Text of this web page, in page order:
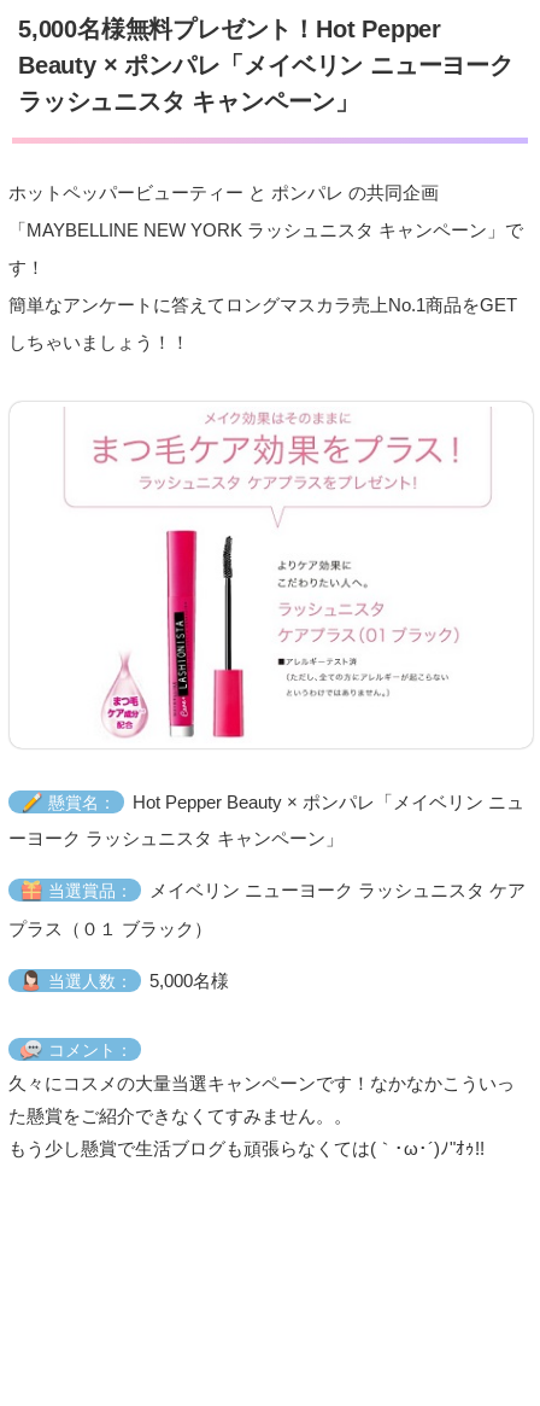
5,000名様無料プレゼント！Hot Pepper
Beauty × ポンパレ「メイベリン ニューヨーク
ラッシュニスタ キャンペーン」
ホットペッパービューティー と ポンパレ の共同企画
「MAYBELLINE NEW YORK ラッシュニスタ キャンペーン」で
す！
簡単なアンケートに答えてロングマスカラ売上No.1商品をGET
しちゃいましょう！！
懸賞名：
Hot Pepper Beauty × ポンパレ「メイベリン ニュ
ーヨーク ラッシュニスタ キャンペーン」
当選賞品：
メイベリン ニューヨーク ラッシュニスタ ケア
プラス（０１ ブラック）
当選人数： 5,000名様
コメント：
久々にコスメの大量当選キャンペーンです！なかなかこういっ
た懸賞をご紹介できなくてすみません。。
もう少し懸賞で生活ブログも頑張らなくては(｀･ω･´)ﾉ"ｵｩ!!